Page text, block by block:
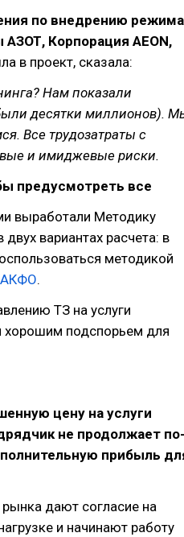
по внедрению режима
Корпорация AEON,
в проект, сказала:
Нам показали
десятки миллионов).
Все трудозатраты с
и имиджевые риски.
предусмотреть все
выработали Методику
двух вариантах расчета: в
методикой
АКФО.
ТЗ на услуги
хорошим подспорьем для
цену на услуги
не продолжает
прибыль
дают согласие на
и начинают работу